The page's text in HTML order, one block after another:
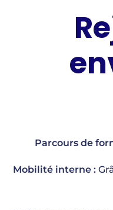
Parcours de
Mobilité interne :